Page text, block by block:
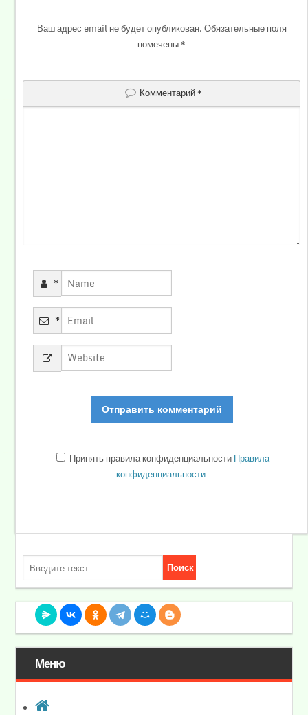
Ваш адрес email не будет опубликован.Обязательные поля
помечены*
Комментарий*
*
*
Принять правила конфиденциальностиПравила
конфиденциальности
Меню